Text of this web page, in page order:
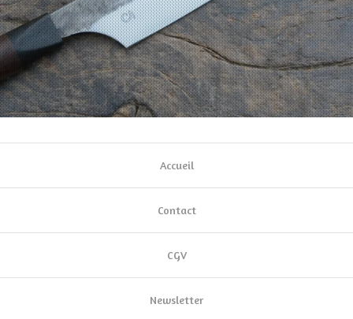
Accueil
Contact
CGV
Newsletter